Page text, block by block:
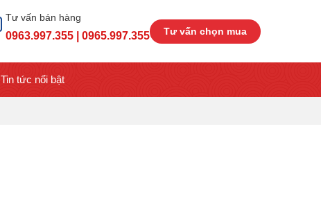
Tư vấn bán hàng
0963.997.355 | 0965.997.355 Tư vấn chọn mua
Tin tức nổi bật